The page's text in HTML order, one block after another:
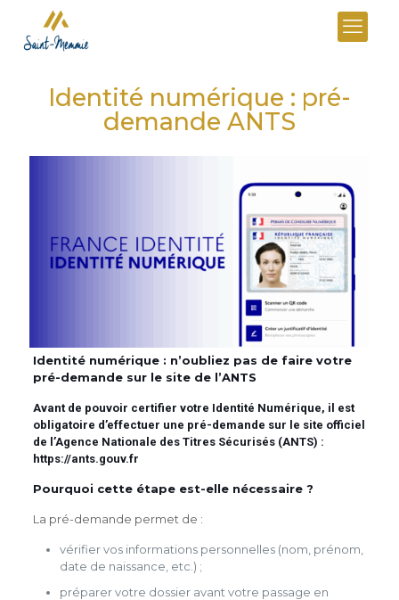
Identité numérique : pré-
demande ANTS
Identité numérique : n’oubliez pas de faire votre
pré-demande sur le site de l’ANTS
Avant de pouvoir certifier votre Identité Numérique, il est
obligatoire d’effectuer une pré-demande sur le site officiel
de l’Agence Nationale des Titres Sécurisés (ANTS) :
https://ants.gouv.fr
Pourquoi cette étape est-elle nécessaire ?
La pré-demande permet de :
vérifier vos informations personnelles (nom, prénom,
date de naissance, etc.) ;
préparer votre dossier avant votre passage en